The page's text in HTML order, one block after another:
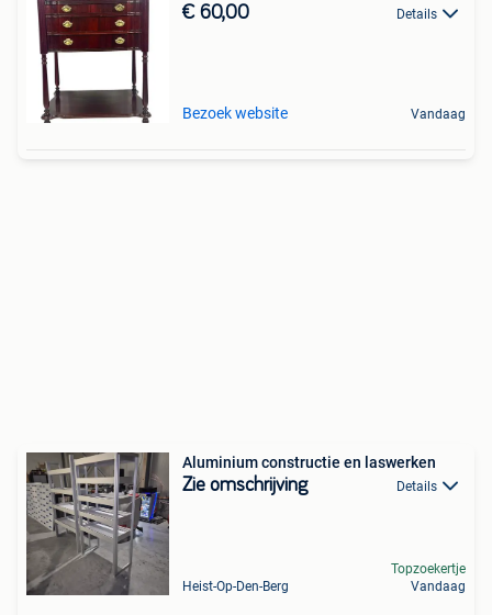
€ 60,00 Details
Bezoek website Vandaag
Aluminium constructie en laswerken
Zie omschrijving Details
Heist-Op-Den-Berg
Topzoekertje
Vandaag